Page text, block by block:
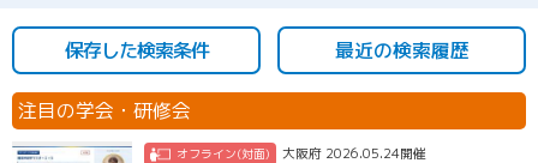
保存した検索条件 最近の検索履歴
注目の学会・研修会
オフライン(対面) 大阪府 2026.05.24開催